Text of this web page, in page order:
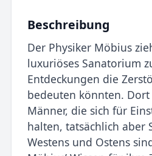
Beschreibung
Der Physiker Möbius
luxuriöses Sanatorium
Entdeckungen die
bedeuten könnten. Dort
Männer, die sich für
halten, tatsächlich aber
Westens und Ostens